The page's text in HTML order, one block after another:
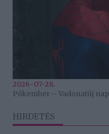
2026-07-28.
Pókember – Vadonatúj nap
HIRDETÉS